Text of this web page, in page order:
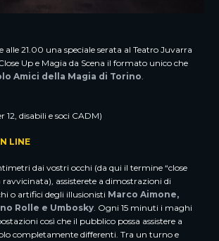
alle 21.00 una speciale serata al Teatro Juvarra
Up e Magia da Scena il formato unico che
Amici della Magia di Torino
12, disabili e soci CADM)
LINE
dai vostri occhi (da qui il termine “close
ravvicinata), assisterete a dimostrazioni di
o artifici degli illusionisti Marco Aimone,
Rolle e Umbosky . Ogni 15 minuti i maghi
così che il pubblico possa assistere a
completamente differenti. Tra un turno e